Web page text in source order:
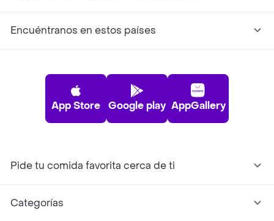
Encuéntranos en estos países
App Store Google play AppGallery
Pide tu comida favorita cerca de ti
Categorías